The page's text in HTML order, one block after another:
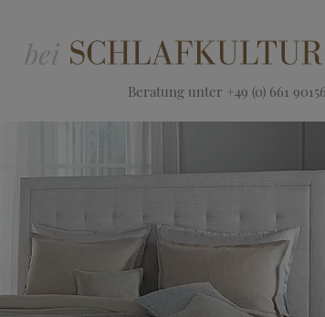
Beratung unter +49 (0) 661